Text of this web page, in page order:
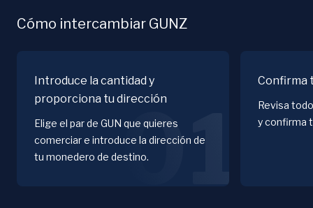
Cómo intercambiar GUNZ
Introduce la cantidad y
proporciona tu dirección
Elige el par de GUN que quieres
comerciar e introduce la dirección de
tu monedero de destino.01
Confirma
Revisa
y confirma